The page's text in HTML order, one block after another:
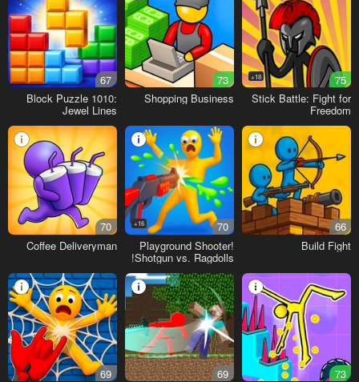
75
18+
Stick Battle: Fight for
Freedom
73
Shopping Business
67
Block Puzzle 1010:
Jewel Lines
66
Build Fight
70
16+
Playground Shooter!
Shotgun vs. Ragdolls!
70
Coffee Deliveryman
73
69
69